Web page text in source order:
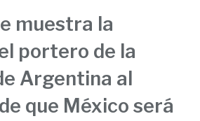
muestra la
portero de la
Argentina al
que México será